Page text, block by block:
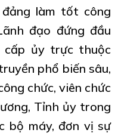
làm tốt công
đạo đứng đầu
cấp ủy trực thuộc
phổ biến sâu,
chức, viên chức
Tỉnh ủy trong
bộ máy, đơn vị sự